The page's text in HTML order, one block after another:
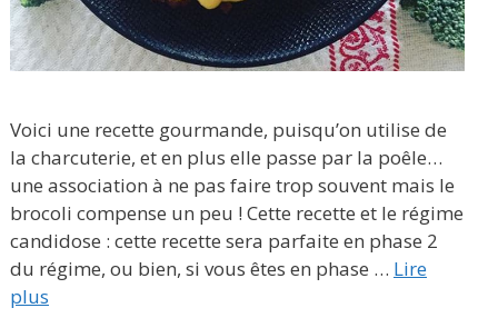
Voici une recette gourmande, puisqu’on utilise de
la charcuterie, et en plus elle passe par la poêle…
une association à ne pas faire trop souvent mais le
brocoli compense un peu ! Cette recette et le régime
candidose : cette recette sera parfaite en phase 2
du régime, ou bien, si vous êtes en phase … Lire
plus